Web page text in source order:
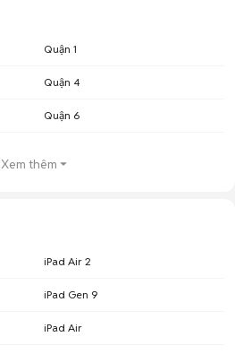
Quận 1
Quận 4
Quận 6
Xem thêm
iPad Air 2
iPad Gen 9
iPad Air